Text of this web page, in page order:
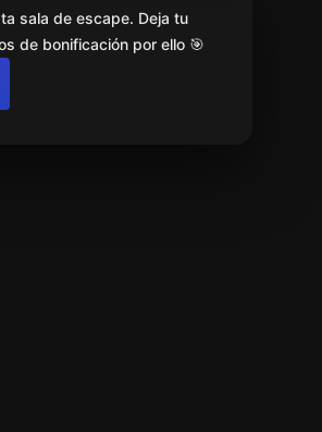
sala de escape. Deja tu
de bonificación por ello 🎯